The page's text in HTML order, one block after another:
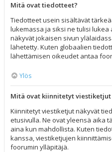
Mitä ovat tiedotteet?
Tiedotteet usein sisältävät
lukemassa ja siksi ne tulisi
näkyvät jokaisen sivun
lähetetty. Kuten globaalien
lähettämisen oikeudet antaa
Ylös
Mitä ovat kiinnitetyt viestiketjut
Kiinnitetyt viestiketjut näkyvät
etusivulla. Ne ovat yleensä aika
aina kun mahdollista. Kuten
kanssa, viestiketjujen
foorumin ylläpitäjä.